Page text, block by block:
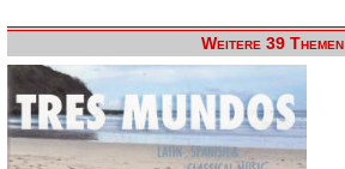
Weitere 39 Themen